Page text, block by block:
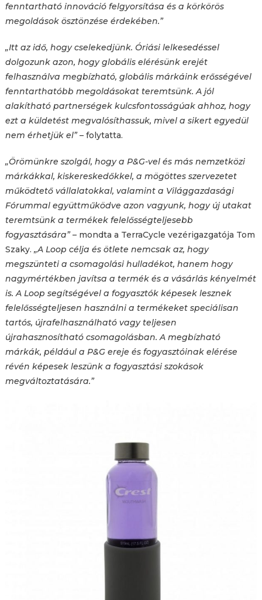
fenntartható innováció felgyorsítása és a körkörös
megoldások ösztönzése érdekében.”
„Itt az idő, hogy cselekedjünk. Óriási lelkesedéssel
dolgozunk azon, hogy globális elérésünk erejét
felhasználva megbízható, globális márkáink erősségével
fenntarthatóbb megoldásokat teremtsünk. A jól
alakítható partnerségek kulcsfontosságúak ahhoz, hogy
ezt a küldetést megvalósíthassuk, mivel a sikert egyedül
nem érhetjük el”– folytatta.
„Örömünkre szolgál, hogy a P&G-vel és más nemzetközi
márkákkal, kiskereskedőkkel, a mögöttes szervezetet
működtető vállalatokkal, valamint a Világgazdasági
Fórummal együttműködve azon vagyunk, hogy új utakat
teremtsünk a termékek felelősségteljesebb
fogyasztására”– mondta a TerraCycle vezérigazgatója Tom
Szaky. „A Loop célja és ötlete nemcsak az, hogy
megszünteti a csomagolási hulladékot, hanem hogy
nagymértékben javítsa a termék és a vásárlás kényelmét
is. A Loop segítségével a fogyasztók képesek lesznek
felelősségteljesen használni a termékeket speciálisan
tartós, újrafelhasználható vagy teljesen
újrahasznosítható csomagolásban. A megbízható
márkák, például a P&G ereje és fogyasztóinak elérése
révén képesek leszünk a fogyasztási szokások
megváltoztatására.”